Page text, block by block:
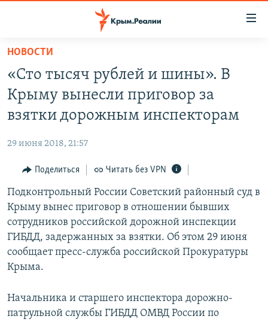
Вернуться
основному
содержанию
Вернутся
главной
Вернутся
поиску
11 ЛЕТ ОККУПАЦИИ КРЫМА. 11 ИСТОРИЙ СОПРОТИВЛЕНИЯ
ВОДА
ЕЩЕ
ИНТЕРАКТИВ
ИНФОГРАФИКА
ТЕЛЕПРОЕКТ КРЫМ.РЕАЛИИ
СОВЕТЫ ПРАВОЗАЩИТНИКОВ
ПРОПАВШИЕ БЕЗ ВЕСТИ
КРЫМ.НЕПОКОРЕННЫЙ
РАДІО СВОБОДА
КАК ОБОЙТИ БЛОКИРОВКУ
Українською
Qırımtatar
НОВОСТИ
«Сто тысяч рублей и шины». В
Крыму вынесли приговор за
взятки дорожным инспекторам
29 июня 2018, 21:57
Поделиться Читать без VPN
Подконтрольный России Советский районный суд в
Крыму вынес приговор в отношении бывших
сотрудников российской дорожной инспекции
ГИБДД, задержанных за взятки. Об этом 29 июня
сообщает пресс-служба российской Прокуратуры
Крыма.
Начальника и старшего инспектора дорожно-
патрульной службы ГИБДД ОМВД России по